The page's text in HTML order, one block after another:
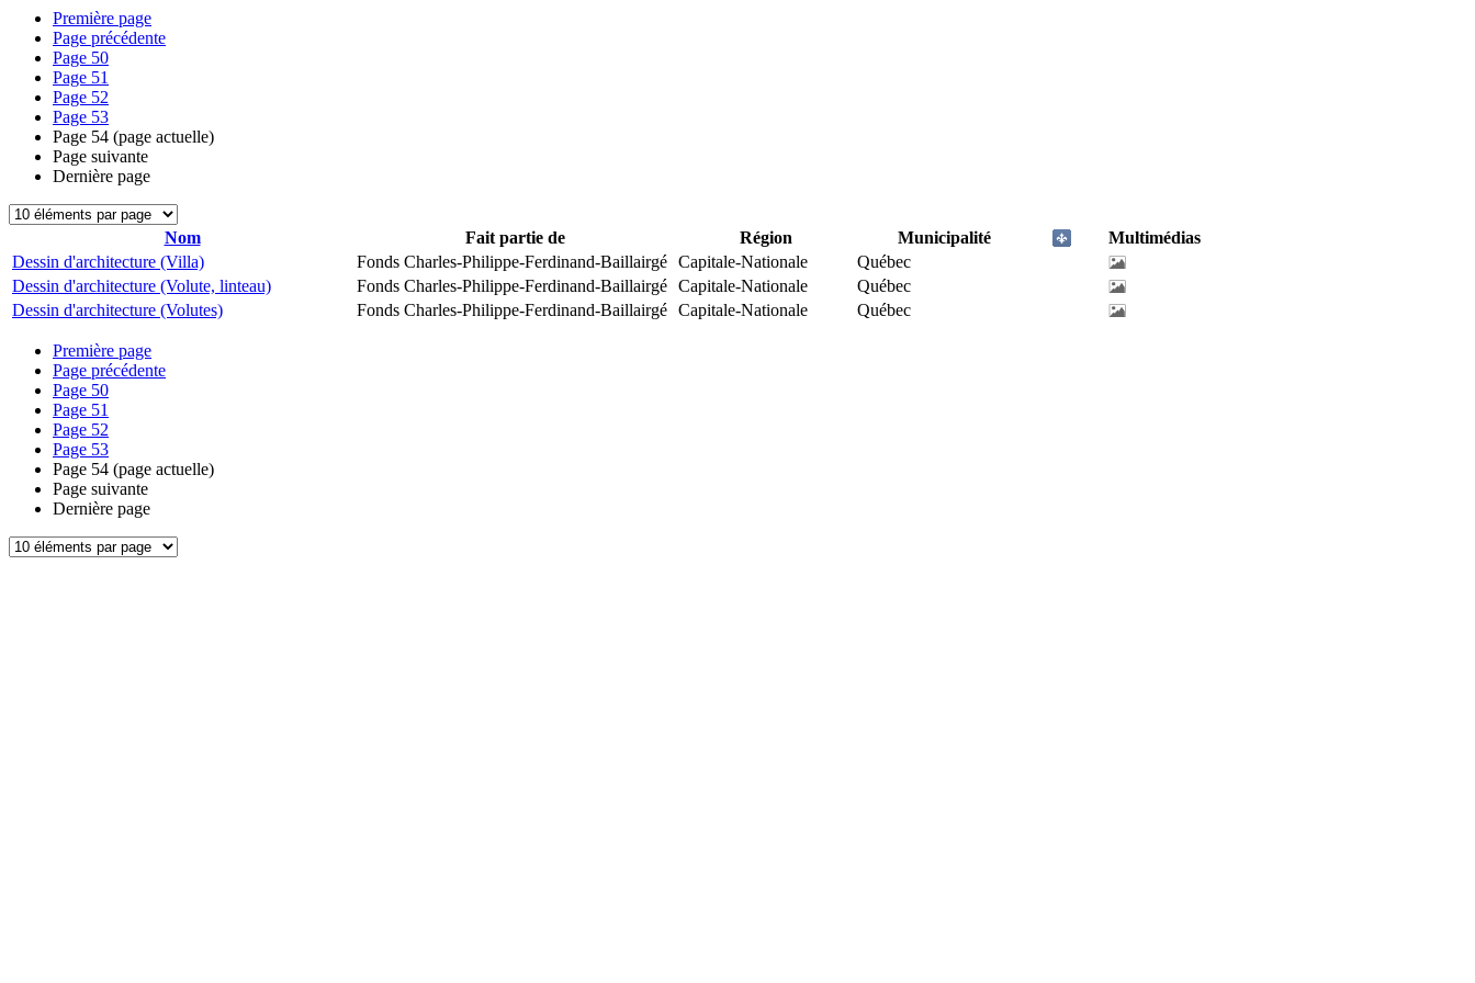
Première page
Page précédente
Page 50
Page 51
Page 52
Page 53
Page 54 (page actuelle)
Page suivante
Dernière page
Nom Fait partie de Région Municipalité
Multimédias
Dessin d'architecture (Villa)
Fonds Charles-Philippe-Ferdinand-Baillairgé Capitale-Nationale
Québec
Dessin d'architecture (Volute, linteau)
Fonds Charles-Philippe-Ferdinand-Baillairgé Capitale-Nationale
Québec
Dessin d'architecture (Volutes)
Fonds Charles-Philippe-Ferdinand-Baillairgé Capitale-Nationale Québec
Première page
Page précédente
Page 50
Page 51
Page 52
Page 53
Page 54 (page actuelle)
Page suivante
Dernière page